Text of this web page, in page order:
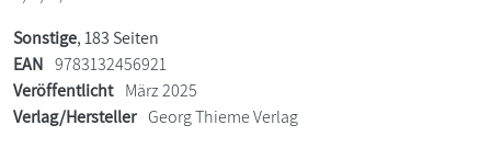
Sonstige, 183 Seiten
EAN 9783132456921
Veröffentlicht März 2025
Verlag/Hersteller Georg Thieme Verlag